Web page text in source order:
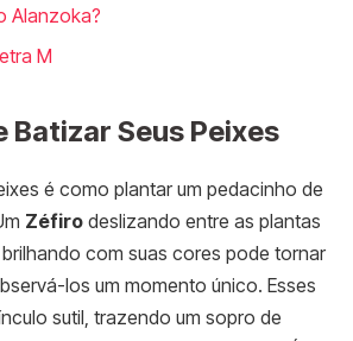
Alanzoka?
M
Batizar Seus Peixes
é como plantar um pedacinho de
Zéfiro deslizando entre as plantas
brilhando com suas cores pode tornar
los um momento único. Esses
sutil, trazendo um sopro de